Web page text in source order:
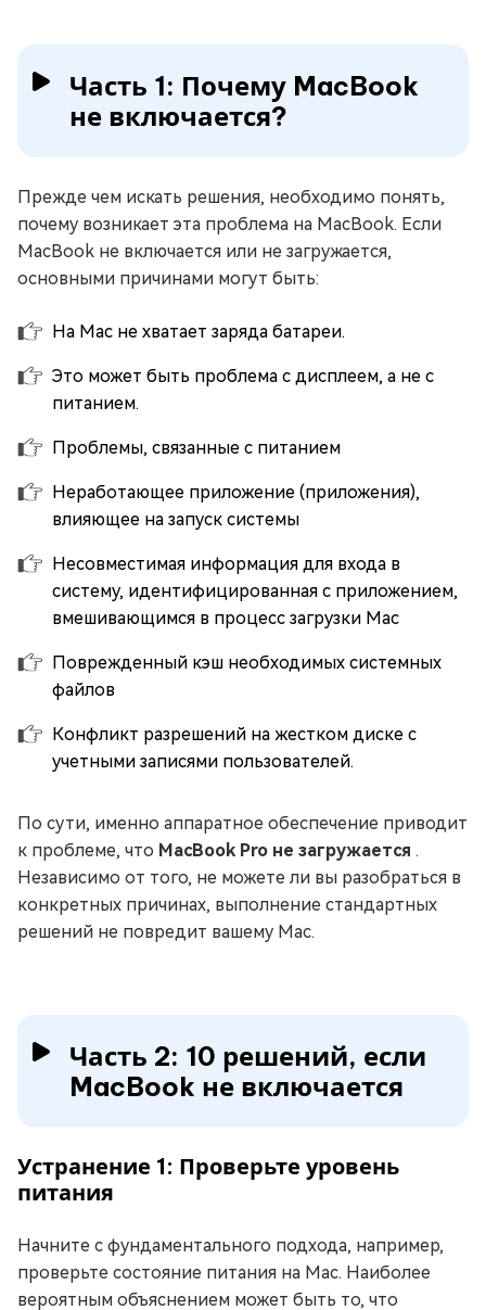
Часть 1: Почему MacBook
не включается?
Прежде чем искать решения, необходимо понять,
почему возникает эта проблема на MacBook. Если
MacBook не включается или не загружается,
основными причинами могут быть:
На Mac не хватает заряда батареи.
Это может быть проблема с дисплеем, а не с
питанием.
Проблемы, связанные с питанием
Неработающее приложение (приложения),
влияющее на запуск системы
Несовместимая информация для входа в
систему, идентифицированная с приложением,
вмешивающимся в процесс загрузки Mac
Поврежденный кэш необходимых системных
файлов
Конфликт разрешений на жестком диске с
учетными записями пользователей.
По сути, именно аппаратное обеспечение приводит
к проблеме, что MacBook Pro не загружается .
Независимо от того, не можете ли вы разобраться в
конкретных причинах, выполнение стандартных
решений не повредит вашему Mac.
Часть 2: 10 решений, если
MacBook не включается
Устранение 1: Проверьте уровень
питания
Начните с фундаментального подхода, например,
проверьте состояние питания на Mac. Наиболее
вероятным объяснением может быть то, что